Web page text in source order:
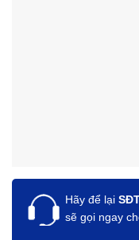
Hãy để lại
sẽ gọi ngay